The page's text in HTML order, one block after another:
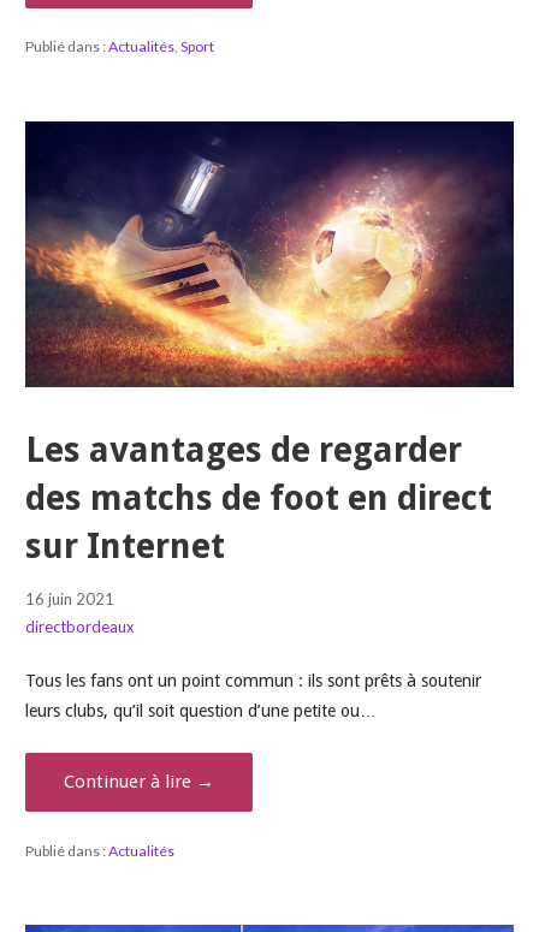
Publié dans :Actualités, Sport
Les avantages de regarder
des matchs de foot en direct
sur Internet
16 juin 2021
directbordeaux
Tous les fans ont un point commun : ils sont prêts à soutenir
leurs clubs, qu’il soit question d’une petite ou…
Continuer à lire →
Publié dans :Actualités